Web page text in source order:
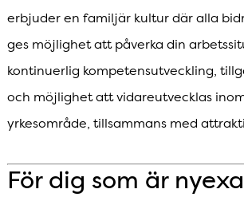
erbjuder en familjär kultur där alla
ges möjlighet att påverka din
kontinuerlig kompetensutveckling,
och möjlighet att vidareutvecklas
yrkesområde, tillsammans med
För dig som är